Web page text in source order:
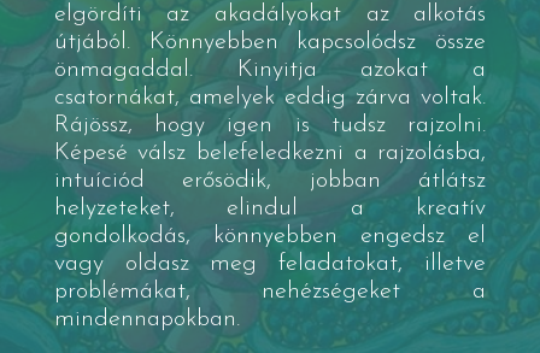
elgördíti az akadályokat az alkotás
útjából. Könnyebben kapcsolódsz össze
önmagaddal. Kinyitja azokat a
csatornákat, amelyek eddig zárva voltak.
Rájössz, hogy igen is tudsz rajzolni.
Képesé válsz belefeledkezni a rajzolásba,
intuíciód erősödik, jobban átlátsz
helyzeteket, elindul a kreatív
gondolkodás, könnyebben engedsz el
vagy oldasz meg feladatokat, illetve
problémákat, nehézségeket a
mindennapokban.